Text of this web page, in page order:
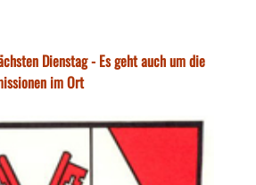
Dienstag - Es geht auch um die
im Ort